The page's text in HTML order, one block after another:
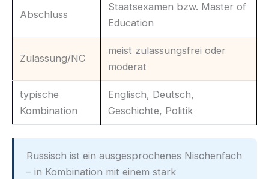
Abschluss
Staatsexamen bzw. Master of
Education
Zulassung/NC
meist zulassungsfrei oder
moderat
typische
Kombination
Englisch, Deutsch,
Geschichte, Politik
Russisch ist ein ausgesprochenes Nischenfach
– in Kombination mit einem stark